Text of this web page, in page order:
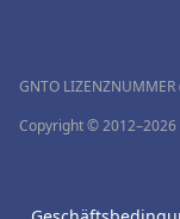
GNTO
Copyright ©